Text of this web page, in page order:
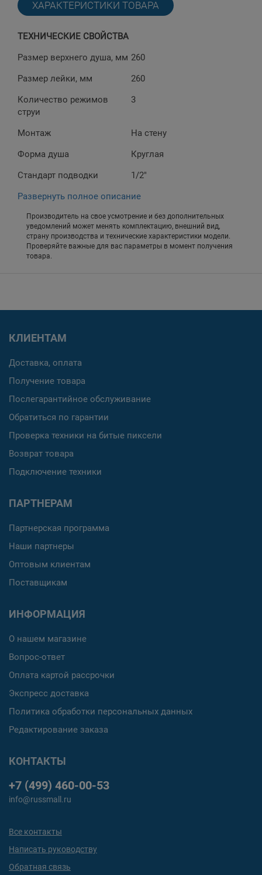
ХАРАКТЕРИСТИКИ ТОВАРА
ТЕХНИЧЕСКИЕ СВОЙСТВА
Размер верхнего душа, мм 260
Размер лейки, мм
260
Количество режимов
струи
3
Монтаж
На стену
Форма душа
Круглая
Стандарт подводки
1/2"
Развернуть полное описание
Производитель на свое усмотрение и без дополнительных
уведомлений может менять комплектацию, внешний вид,
страну производства и технические характеристики модели.
Проверяйте важные для вас параметры в момент получения
товара.
КЛИЕНТАМ
Доставка, оплата
Получение товара
Послегарантийное обслуживание
Обратиться по гарантии
Проверка техники на битые пиксели
Возврат товара
Подключение техники
ПАРТНЕРАМ
Партнерская программа
Наши партнеры
Оптовым клиентам
Поставщикам
ИНФОРМАЦИЯ
О нашем магазине
Вопрос-ответ
Оплата картой рассрочки
Экспресс доставка
Политика обработки персональных данных
Редактирование заказа
КОНТАКТЫ
+7 (499) 460-00-53
info@russmall.ru
Все контакты
Написать руководству
Обратная связь